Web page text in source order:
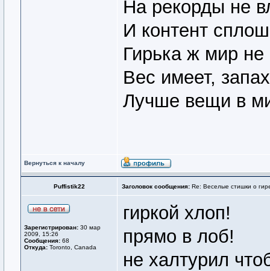
На рекорды не
И контент
Гирька ж мир не
Вес имеет,
Лучше вещи в
Вернуться к началу
Puffistik22 Заголовок сообщения: Re: Веселые стишки о
Зарегистрирован: 30 мар
2009, 15:26
Сообщения: 68
Откуда: Toronto, Canada
гиркой хлоп!
прямо в лоб!
не халтурил